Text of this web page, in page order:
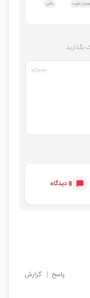
بسیار خوب عالی
بگذارید.
۰/۱۰۰۰
8 دیدگاه
پاسخ | گزارش